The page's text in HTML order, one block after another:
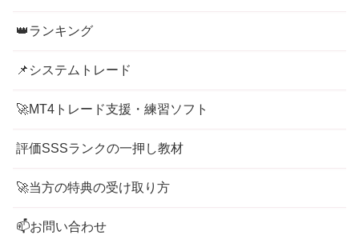
👑ランキング
📌システムトレード
🚀MT4トレード支援・練習ソフト
評価SSSランクの一押し教材
🚀当方の特典の受け取り方
📫お問い合わせ